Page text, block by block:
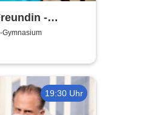
-
Gymnasium
19:30 Uhr